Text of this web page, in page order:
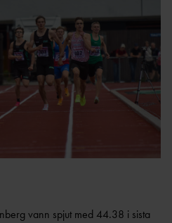
vann spjut med 44.38 i sista